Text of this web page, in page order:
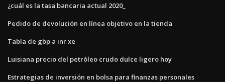
¿cuál es la tasa bancaria actual 2020_
Pedido de devolución en línea objetivo en la tienda
Tabla de gbp a inr xe
Luisiana precio del petróleo crudo dulce ligero hoy
Estrategias de inversión en bolsa para finanzas personales